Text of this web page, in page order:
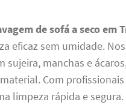
de sofá a seco em
eficaz sem umidade.
manchas e
Com
limpeza rápida e segura.